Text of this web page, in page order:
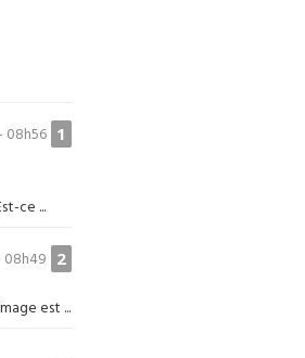
1
08h56
ce ...
2
08h49
est ...